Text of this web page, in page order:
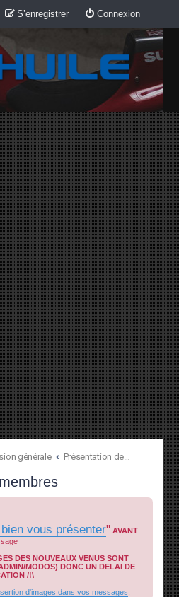
Connexion
S’enregistrer
générale Présentation des membres
vous présenter" AVANT
DES NOUVEAUX VENUS SONT
MODOS) DONC UN DELAI DE
/!\
d'images dans vos messages